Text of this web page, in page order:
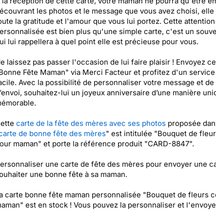
les photos et le message que vous avez choisi,
la gratitude et l'amour que vous lui portez. Cette attention
est bien plus qu'une simple carte, c'est un
lui rappellera à quel point elle est précieuse pour vous.
laissez pas passer l'occasion de lui faire plaisir ! Envoyez
Fête Maman" via Merci Facteur et profitez d'un
Avec la possibilité de personnaliser votre message et
souhaitez-lui un joyeux anniversaire d’une manière
carte de la fête des mères avec ses photosproposée
de bonne fête des mères" est intitulée "Bouquet de
maman" et porte la référence produit "CARD-8847".
une carte de fête des mères pour envoyer une
une bonne fête à sa maman.
carte bonne fête maman personnalisée "Bouquet de fleurs
est en stock ! Vous pouvez la personnaliser et